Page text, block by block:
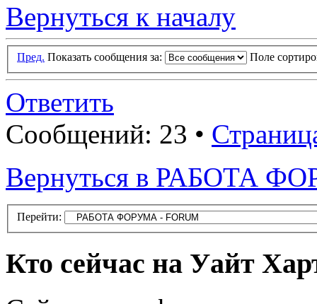
Вернуться к началу
Пред. Показать сообщения за: Поле
Ответить
Сообщений: 23 •
Вернуться в РАБОТА
Перейти:
Кто сейчас на Уайт